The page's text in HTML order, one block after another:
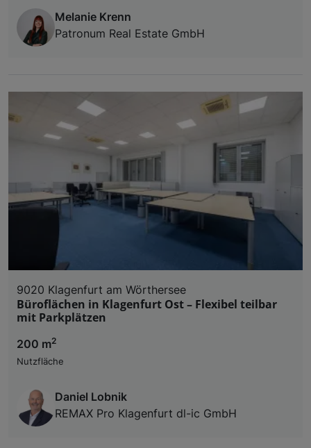
Melanie Krenn
Patronum Real Estate GmbH
9020 Klagenfurt am Wörthersee
Büroflächen in Klagenfurt Ost – Flexibel teilbar
mit Parkplätzen
200 m2
Nutzfläche
Daniel Lobnik
REMAX Pro Klagenfurt dl-ic GmbH